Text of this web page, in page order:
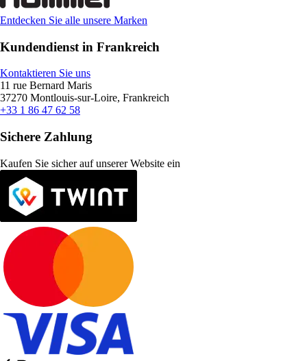
Entdecken Sie alle unsere Marken
Kundendienst in Frankreich
Kontaktieren Sie uns
11 rue Bernard Maris
37270 Montlouis-sur-Loire, Frankreich
+33 1 86 47 62 58
Sichere Zahlung
Kaufen Sie sicher auf unserer Website ein